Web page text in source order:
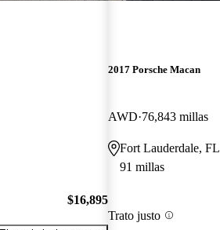
$16,895
2017 Porsche Macan
AWD 76,843 millas
Fort Lauderdale, FL
91 millas
Trato justo